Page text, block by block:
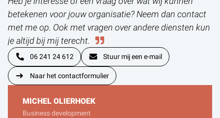
betekenen voor jouw organisatie? Neem dan contact
met me op. Ook met vragen over andere diensten kun
je altijd bij mij terecht.
06 241 24 612 Stuur mij een e-mail
Naar het contactformulier
MICHEL OLIERHOEK
Business development